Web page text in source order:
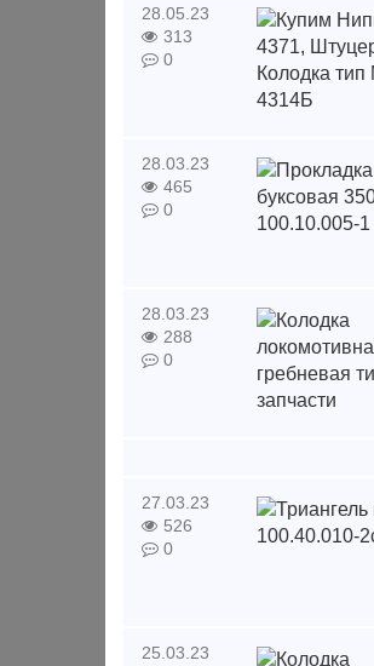
28.05.23
313
0
28.03.23
465
0
28.03.23
288
0
27.03.23
526
0
25.03.23